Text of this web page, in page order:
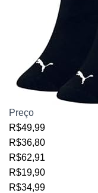
Preço
R$49,99
R$36,80
R$62,91
R$19,90
R$34,99